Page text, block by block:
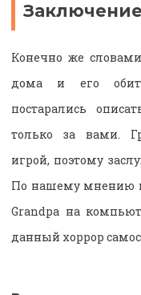
Конечно же
дома и его
постарались
только за вами.
игрой, поэтому
По нашему мнению
Grandpa на
данный хоррор